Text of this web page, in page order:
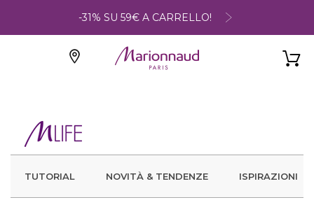
-31% SU 59€ A CARRELLO!
TUTORIAL NOVITÀ & TENDENZE ISPIRAZIONI